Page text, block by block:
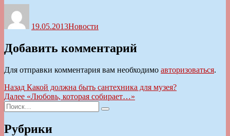
19.05.2013Новости
Добавить комментарий
Для отправки комментария вам необходимо авторизоваться.
Навигация
по
записям
Назад Предыдущая
запись:
Какой должна быть сантехника для музея?
Далее Следующая
«Любовь, которая собирает…»
Искать:
Поиск
Рубрики